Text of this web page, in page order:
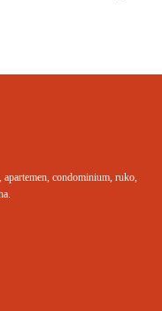
condominium, ruko,